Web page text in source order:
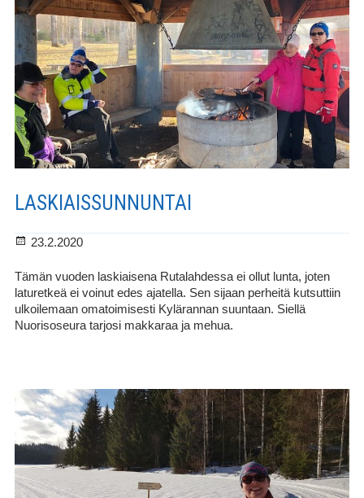
LASKIAISSUNNUNTAI
Julkaistu
23.2.2020
Tämän vuoden laskiaisena Rutalahdessa ei ollut lunta, joten
laturetkeä ei voinut edes ajatella. Sen sijaan perheitä kutsuttiin
ulkoilemaan omatoimisesti Kylärannan suuntaan. Siellä
Nuorisoseura tarjosi makkaraa ja mehua.